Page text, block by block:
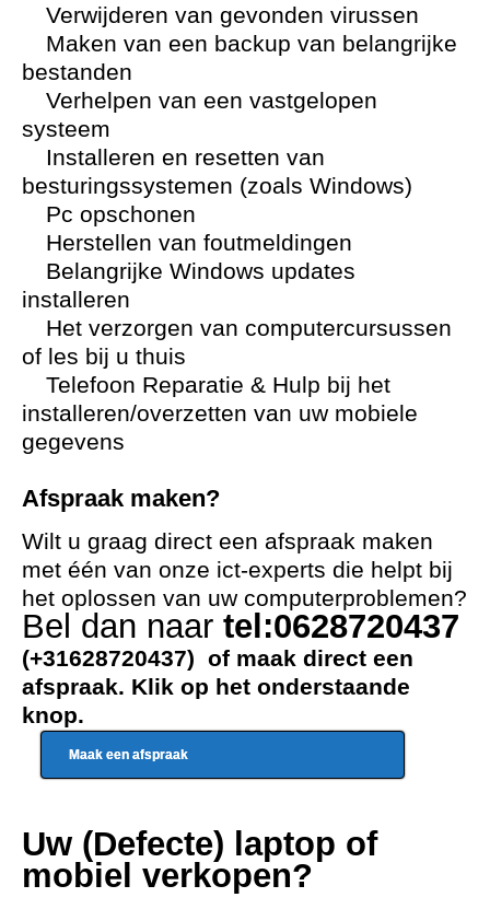
Verwijderen van gevonden virussen
Maken van een backup van belangrijke
bestanden
Verhelpen van een vastgelopen
systeem
Installeren en resetten van
besturingssystemen (zoals Windows)
Pc opschonen
Herstellen van foutmeldingen
Belangrijke Windows updates
installeren
Het verzorgen van computercursussen
of les bij u thuis
Telefoon Reparatie & Hulp bij het
installeren/overzetten van uw mobiele
gegevens
Afspraak maken?
Wilt u graag direct een afspraak maken
met één van onze ict-experts die helpt bij
het oplossen van uw computerproblemen?
Bel dan naar tel:0628720437
(+31628720437) of maak direct een
afspraak. Klik op het onderstaande
knop.
Maak een afspraak
Uw (Defecte) laptop of
mobiel verkopen?